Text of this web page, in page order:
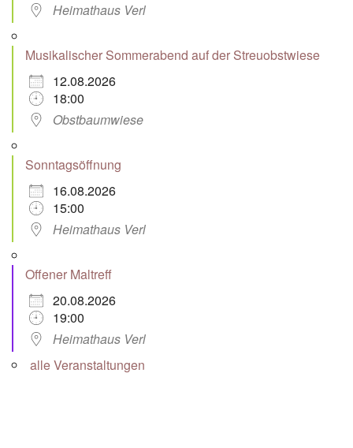
Heimathaus Verl
Musikalischer Sommerabend auf der Streuobstwiese
12.08.2026
18:00
Obstbaumwiese
Sonntagsöffnung
16.08.2026
15:00
Heimathaus Verl
Offener Maltreff
20.08.2026
19:00
Heimathaus Verl
alle Veranstaltungen